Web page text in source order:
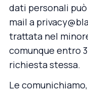
dati personali
mail a
trattata nel
comunque entro
richiesta stessa.
Le